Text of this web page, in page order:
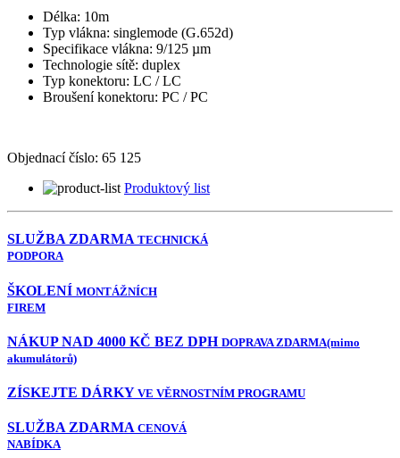
Délka: 10m
Typ vlákna: singlemode (G.652d)
Specifikace vlákna: 9/125 µm
Technologie sítě: duplex
Typ konektoru: LC / LC
Broušení konektoru: PC / PC
Objednací číslo: 65 125
Produktový list
SLUŽBA ZDARMA TECHNICKÁ
PODPORA
ŠKOLENÍ MONTÁŽNÍCH
FIREM
NÁKUP NAD 4000 KČ BEZ DPH DOPRAVA ZDARMA(mimo
akumulátorů)
ZÍSKEJTE DÁRKY VE VĚRNOSTNÍM PROGRAMU
SLUŽBA ZDARMA CENOVÁ
NABÍDKA